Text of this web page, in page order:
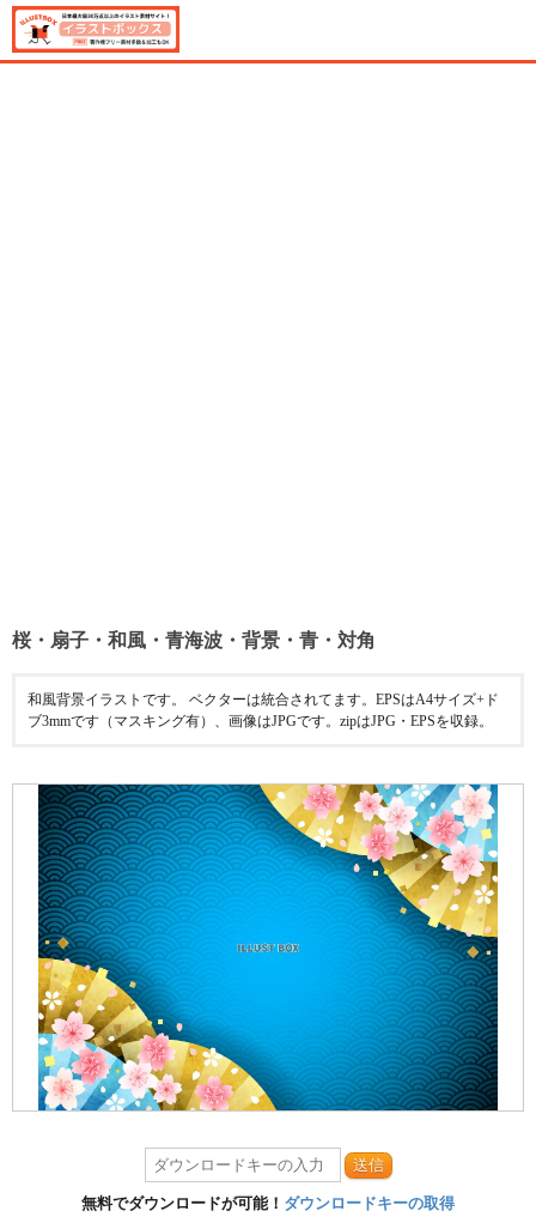
桜・扇子・和風・青海波・背景・青・対角
和風背景イラストです。 ベクターは統合されてます。EPSはA4サイズ+ド
ブ3mmです（マスキング有）、画像はJPGです。zipはJPG・EPSを収録。
送信
無料でダウンロードが可能！ ダウンロードキーの取得